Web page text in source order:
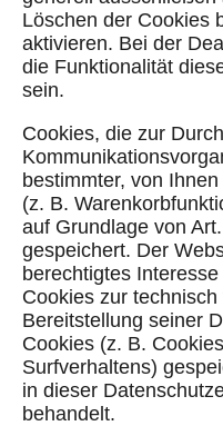
Löschen der Cookies
aktivieren. Bei der
die Funktionalität
sein.
Cookies, die zur
bestimmter, von
(z. B.
auf Grundlage von
gespeichert. Der
berechtigtes
Cookies zur
Bereitstellung seiner
Cookies (z. B.
Surfverhaltens)
in dieser
behandelt.